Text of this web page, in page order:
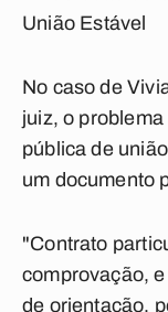
União Estável
No caso de
juiz, o
pública de
um documento
"Contrato
comprovação,
de orientação,